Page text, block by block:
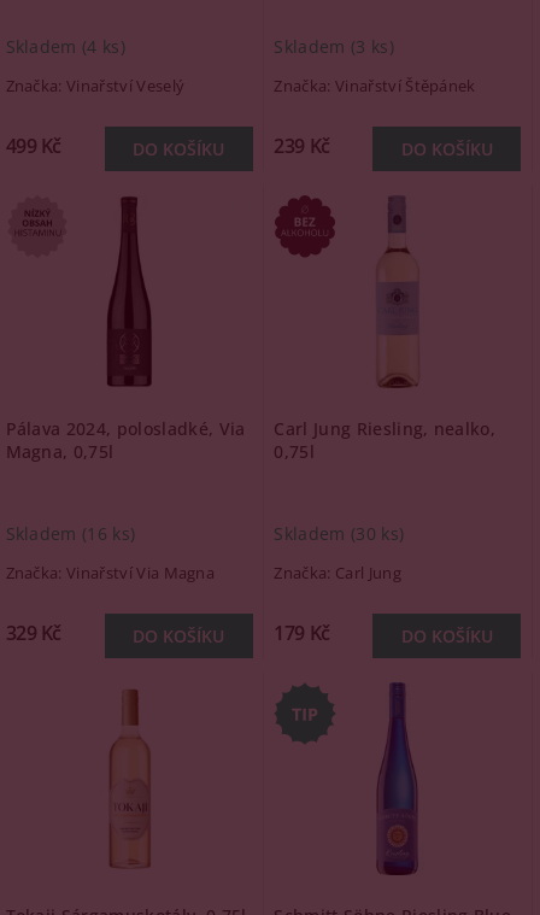
Skladem (4 ks)
Značka:Vinařství Veselý
499 Kč
Skladem (3 ks)
Značka: Vinařství Štěpánek
239 Kč
Pálava 2024, polosladké, Via
Magna, 0,75l
Skladem (16 ks)
Značka:Vinařství Via Magna
329 Kč
Carl Jung Riesling, nealko,
0,75l
Skladem (30 ks)
Značka: Carl Jung
179 Kč